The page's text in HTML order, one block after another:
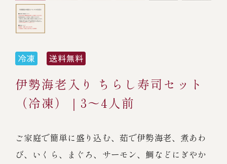
(中納言/鉄板焼ひかり)
製薬会社・MR
企業情報
プライバシーポリシー 取引先エントリー
お食い初め重
お味噌汁
レストラン商品
鉄板焼ひかり
お弁当（冷凍）
伊勢海老入り ちらし寿司セット
（冷凍）｜3～4人前
ご家庭で簡単に盛り込む、茹で伊勢海老、煮あわ
び、いくら、まぐろ、サーモン、鯛などにぎやか